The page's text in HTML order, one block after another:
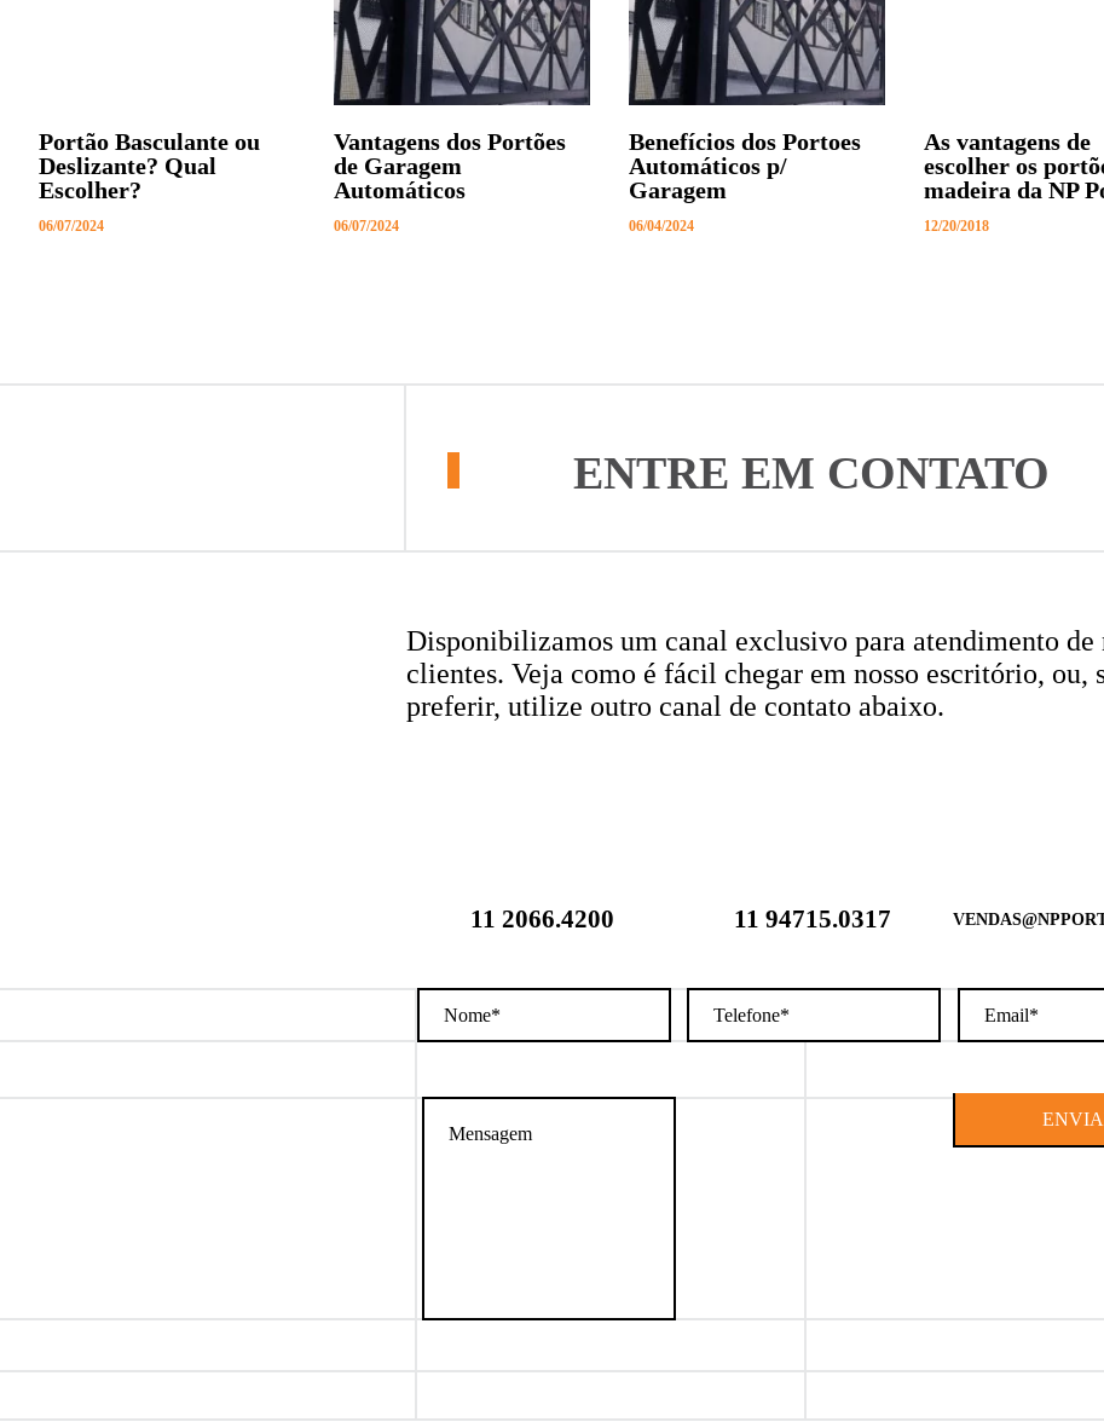
Portão Basculante ou
Deslizante? Qual
Escolher?
06/07/2024
Vantagens dos Portões
de Garagem
Automáticos
06/07/2024
Benefícios dos Portoes
Automáticos p/
Garagem
06/04/2024
As vantagens de
escolher os
madeira da NP
12/20/2018
ENTRE EM CONTATO
Disponibilizamos um canal exclusivo para atendimento de
clientes. Veja como é fácil chegar em nosso escritório, ou,
preferir, utilize outro canal de contato abaixo.
11 2066.4200 11 94715.0317